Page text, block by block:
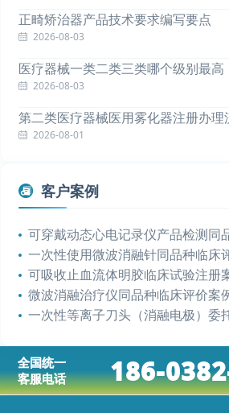
正畸矫治器产品技术要求编写要点
2026-08-03
医疗器械一类二类三类哪个级别最高
2026-08-03
第二类医疗器械医用雾化器注册办理
2026-08-01
客户案例
可穿戴动态心电记录仪产品检测同
一次性使用微波消融针同品种临床
可吸收止血流体明胶临床试验注册
微波消融治疗仪同品种临床评价案
一次性等离子刀头（消融电极）委
全国统一
客服电话
186-